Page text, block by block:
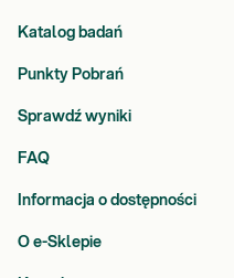
Katalog badań
Punkty Pobrań
Sprawdź wyniki
FAQ
Informacja o dostępności
O e-Sklepie